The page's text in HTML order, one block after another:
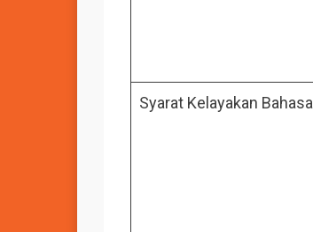
Syarat Kelayakan